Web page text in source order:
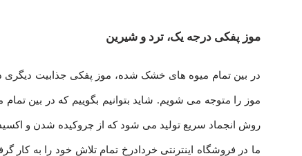
موز پفکی درجه یک، ترد و شیرین
در بین تمام میوه های خشک شده، موز پفکی جذابیت
موز را متوجه می شویم. شاید بتوانیم بگوییم که در بین
روش انجماد سریع تولید می شود که از چروکیده شدن و
ما در فروشگاه اینترنتی خردادرخ تمام تلاش خود را به کار